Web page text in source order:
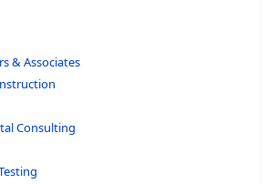
& Associates
Consulting